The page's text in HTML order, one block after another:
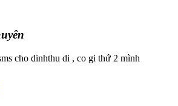
cho dinhthu di , co gi thứ 2 mình